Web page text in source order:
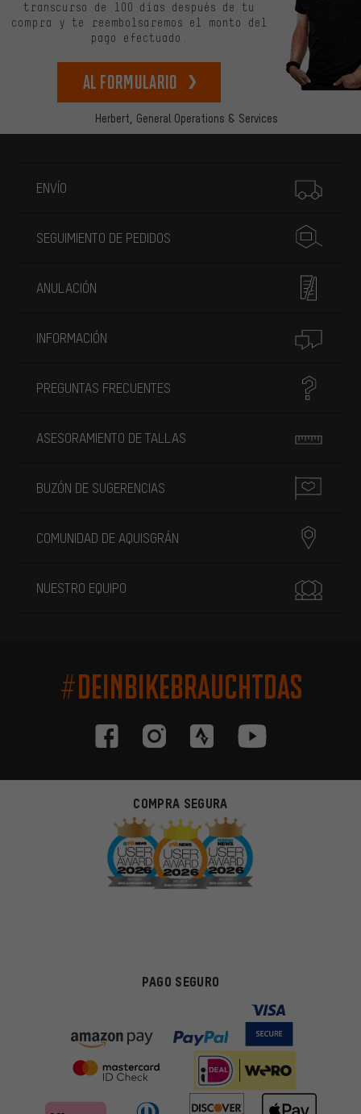
Herbert, General Operations & Services
transcurso de 100 días después de tu
compra y te reembolsaremos el monto del
pago efectuado.
Al formulario
ENVÍO
SEGUIMIENTO DE PEDIDOS
ANULACIÓN
INFORMACIÓN
PREGUNTAS FRECUENTES
ASESORAMIENTO DE TALLAS
BUZÓN DE SUGERENCIAS
COMUNIDAD DE AQUISGRÁN
NUESTRO EQUIPO
#DEINBIKEBRAUCHTDAS
COMPRA SEGURA
PAGO SEGURO